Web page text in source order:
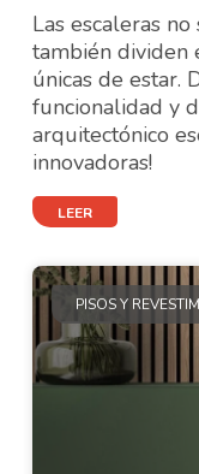
Las escaleras
también dividen
únicas de estar.
funcionalidad y
arquitectónico
innovadoras!
LEER
PISOS Y